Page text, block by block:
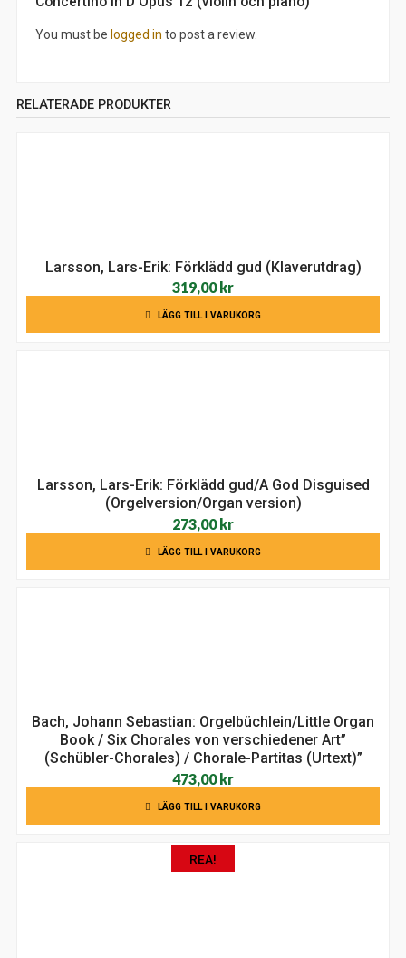
You must be logged in to post a review.
RELATERADE PRODUKTER
Larsson, Lars-Erik: Förklädd gud (Klaverutdrag)
319,00 kr
LÄGG TILL I VARUKORG
Larsson, Lars-Erik: Förklädd gud/A God Disguised
(Orgelversion/Organ version)
273,00 kr
LÄGG TILL I VARUKORG
Bach, Johann Sebastian: Orgelbüchlein/Little Organ
Book / Six Chorales von verschiedener Art”
(Schübler-Chorales) / Chorale-Partitas (Urtext)”
473,00kr
LÄGG TILL I VARUKORG
REA!